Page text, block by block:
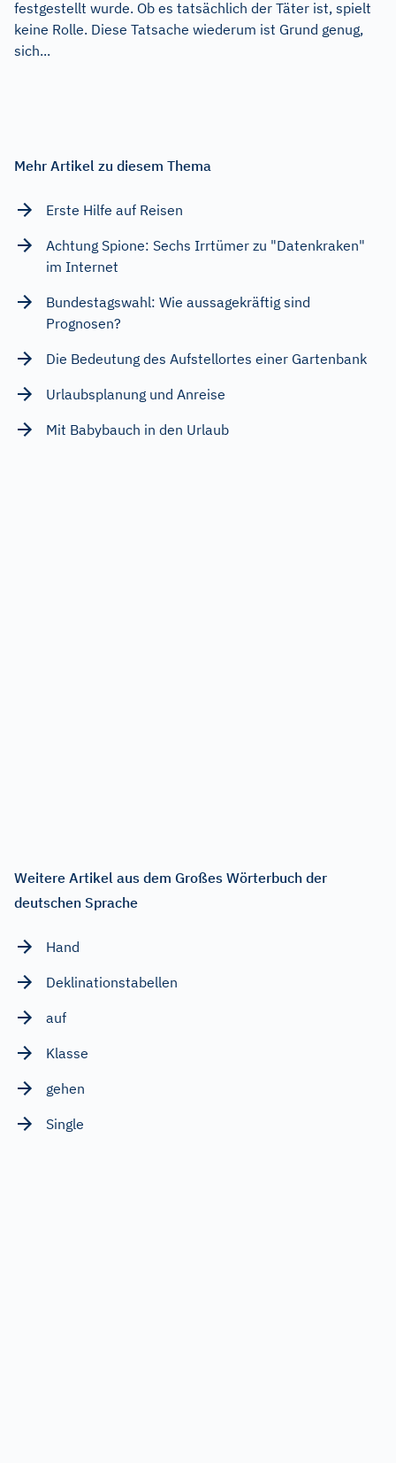
festgestellt wurde. Ob es tatsächlich der Täter ist, spielt
keine Rolle. Diese Tatsache wiederum ist Grund genug,
sich...
Mehr Artikel zu diesem Thema
Erste Hilfe auf Reisen
Achtung Spione: Sechs Irrtümer zu "Datenkraken"
im Internet
Bundestagswahl: Wie aussagekräftig sind
Prognosen?
Die Bedeutung des Aufstellortes einer Gartenbank
Urlaubsplanung und Anreise
Mit Babybauch in den Urlaub
Weitere Artikel aus dem Großes Wörterbuch der
deutschen Sprache
Hand
Deklinationstabellen
auf
Klasse
gehen
Single